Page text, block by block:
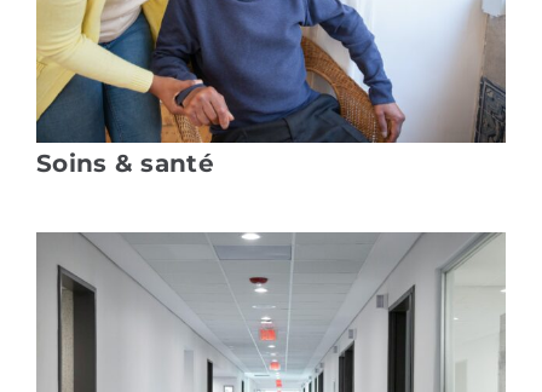
Soins & santé